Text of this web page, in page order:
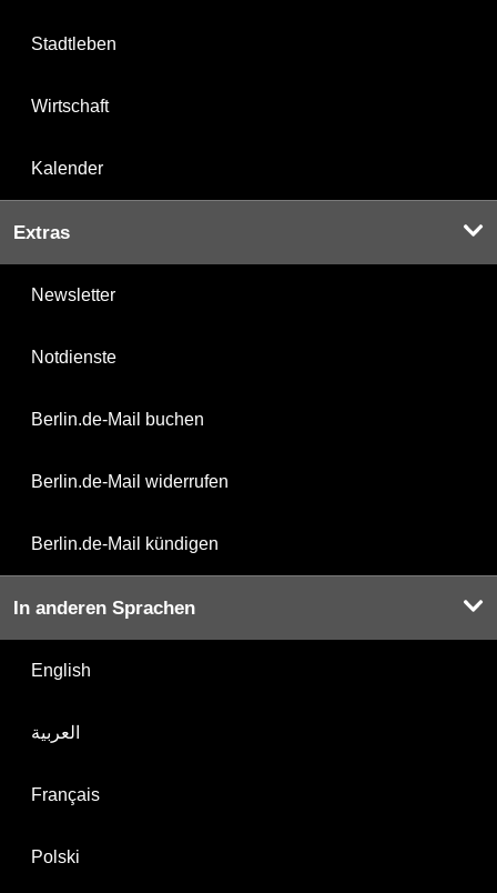
Stadtleben
Wirtschaft
Kalender
Extras
Newsletter
Notdienste
Berlin.de-Mail buchen
Berlin.de-Mail widerrufen
Berlin.de-Mail kündigen
In anderen Sprachen
English
العربية
Français
Polski